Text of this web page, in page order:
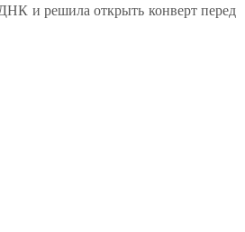
и решила открыть конверт перед